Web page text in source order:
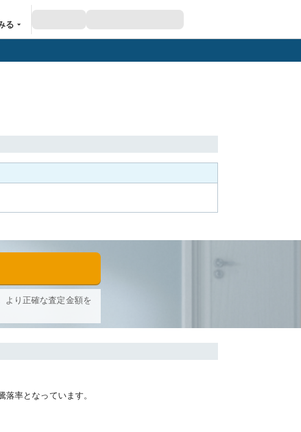
る
より正確な査定金額を
落率となっています。